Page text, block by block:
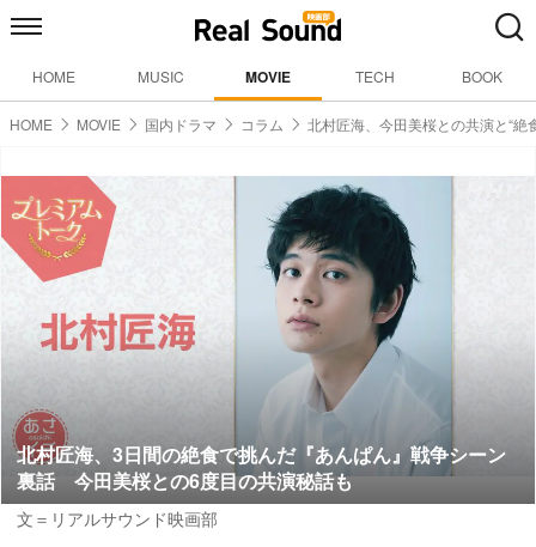
HOME MUSIC MOVIE TECH BOOK
HOME MOVIE 国内ドラマ コラム 北村匠海、今田美桜との共演と“絶
北村匠海、3日間の絶食で挑んだ『あんぱん』戦争シーン
裏話 今田美桜との6度目の共演秘話も
文＝リアルサウンド映画部